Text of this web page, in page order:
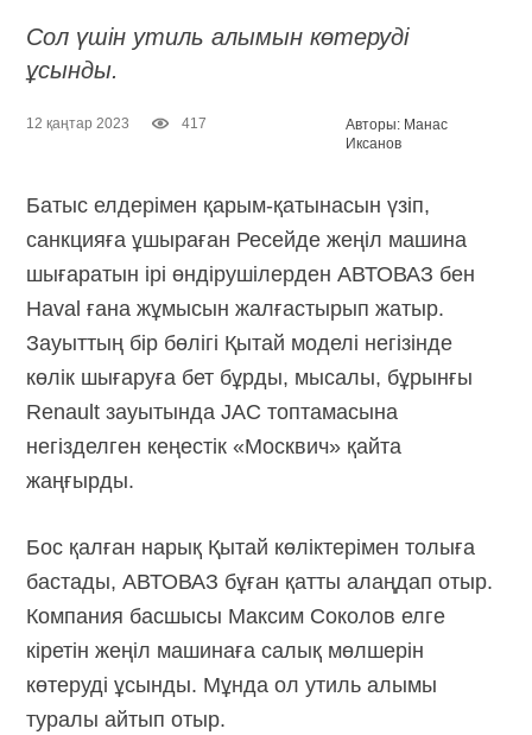
Сол үшін утиль алымын көтеруді
ұсынды.
12 қаңтар 2023 417
Авторы: Манас
Иксанов
Батыс елдерімен қарым-қатынасын үзіп,
санкцияға ұшыраған Ресейде жеңіл машина
шығаратын ірі өндірушілерден АВТОВАЗ бен
Haval ғана жұмысын жалғастырып жатыр.
Зауыттың бір бөлігі Қытай моделі негізінде
көлік шығаруға бет бұрды, мысалы, бұрынғы
Renault зауытында JAC топтамасына
негізделген кеңестік «Москвич» қайта
жаңғырды.
Бос қалған нарық Қытай көліктерімен толыға
бастады, АВТОВАЗ бұған қатты алаңдап отыр.
Компания басшысы Максим Соколов елге
кіретін жеңіл машинаға салық мөлшерін
көтеруді ұсынды. Мұнда ол утиль алымы
туралы айтып отыр.